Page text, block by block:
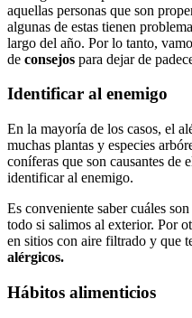
aquellas personas que son
algunas de estas tienen
largo del año. Por lo tanto,
de consejos para dejar de
Identificar al enemigo
En la mayoría de los casos, el
muchas plantas y especies
coníferas que son causantes de
identificar al enemigo.
Es conveniente saber cuáles
todo si salimos al exterior. Por
en sitios con aire filtrado y que
alérgicos.
Hábitos alimenticios